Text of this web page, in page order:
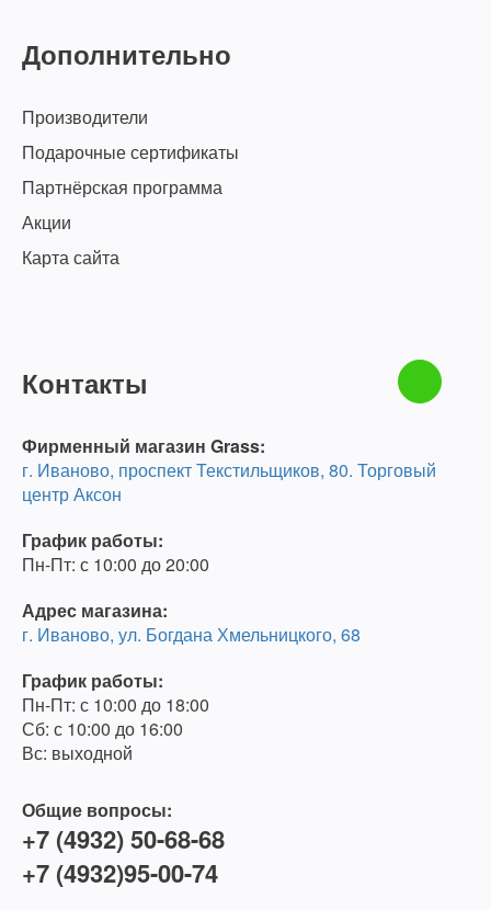
Дополнительно
Производители
Подарочные сертификаты
Партнёрская программа
Акции
Карта сайта
Контакты
Фирменный магазин Grass:
г. Иваново, проспект Текстильщиков, 80. Торговый
центр Аксон
График работы:
Пн-Пт: с 10:00 до 20:00
Адрес магазина:
г. Иваново, ул. Богдана Хмельницкого, 68
График работы:
Пн-Пт: с 10:00 до 18:00
Сб: с 10:00 до 16:00
Вс: выходной
Общие вопросы:
+7 (4932) 50-68-68
+7 (4932)95-00-74